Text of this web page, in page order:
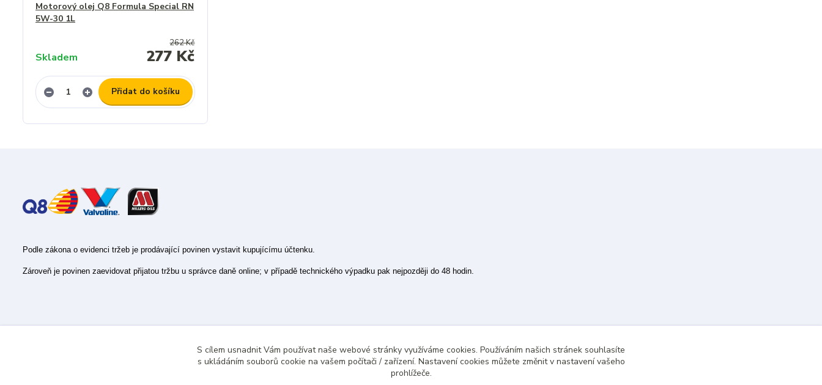
Motorový olej Q8 Formula Special RN
5W-30 1L
262 Kč
277 Kč
Skladem
Přidat do košíku
Podle zákona o evidenci tržeb je prodávající povinen vystavit kupujícímu účtenku.
Zároveň je povinen zaevidovat přijatou tržbu u správce daně online; v případě technického výpadku pak nejpozději do 48 hodin.
S cílem usnadnit Vám používat naše webové stránky využíváme cookies. Používáním našich stránek souhlasíte
s ukládáním souborů cookie na vašem počítači / zařízení. Nastavení cookies můžete změnit v nastavení vašeho
prohlížeče.